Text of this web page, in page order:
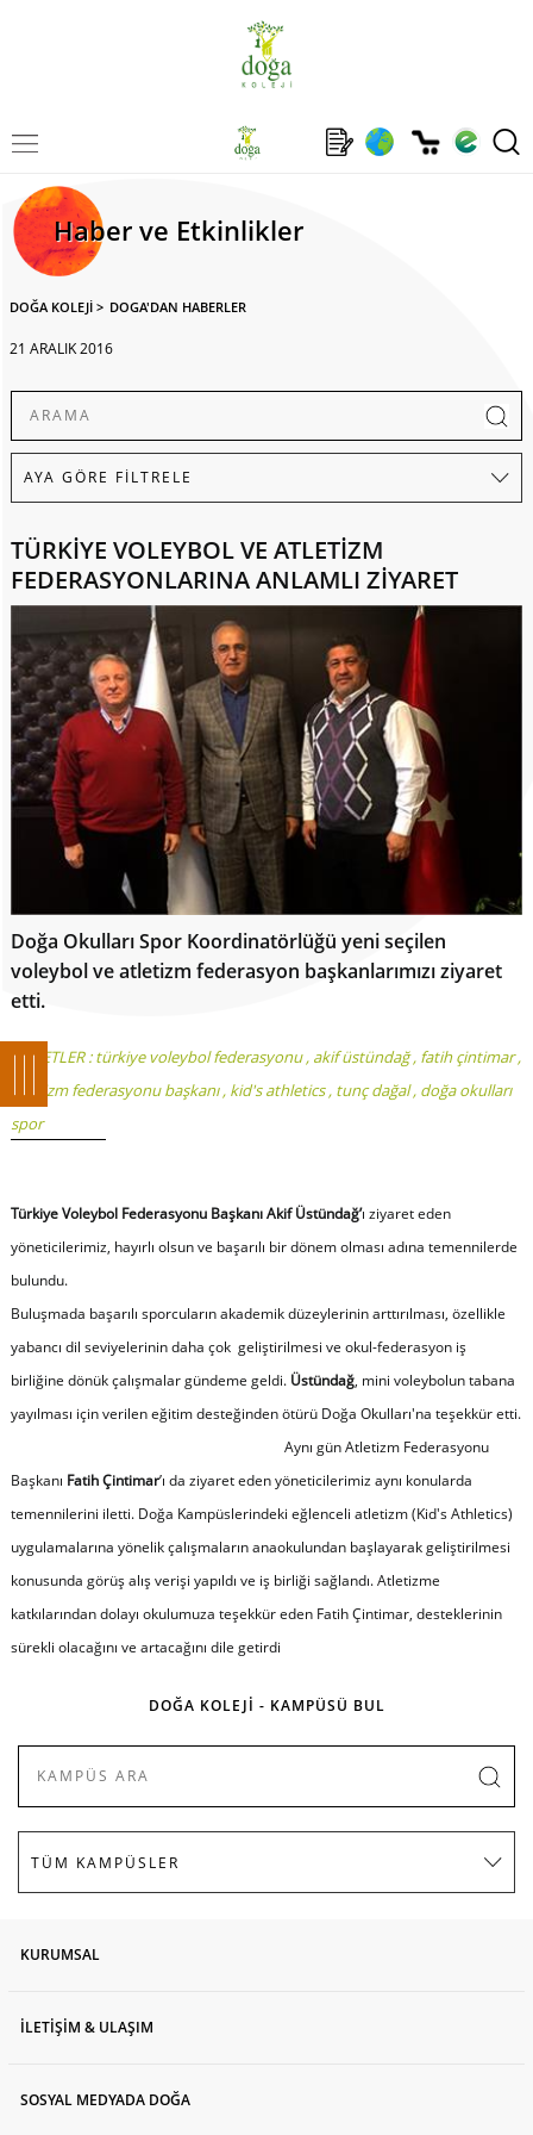
Haber ve Etkinlikler
DOĞA KOLEJİ > DOGA'DAN HABERLER
21 ARALIK 2016
TÜRKİYE VOLEYBOL VE ATLETİZM
FEDERASYONLARINA ANLAMLI ZİYARET
Doğa Okulları Spor Koordinatörlüğü yeni seçilen
voleybol ve atletizm federasyon başkanlarımızı ziyaret
etti.
ETİKETLER :türkiye voleybol federasyonu, akif üstündağ, fatih çintimar,
atletizm federasyonu başkanı, kid's athletics, tunç dağal, doğa okulları
spor
Türkiye Voleybol Federasyonu Başkanı Akif Üstündağ’ı ziyaret eden
yöneticilerimiz, hayırlı olsun ve başarılı bir dönem olması adına temennilerde
bulundu.
Buluşmada başarılı sporcuların akademik düzeylerinin arttırılması, özellikle
yabancı dil seviyelerinin daha çok geliştirilmesi ve okul-federasyon iş
birliğine dönük çalışmalar gündeme geldi. Üstündağ, mini voleybolun tabana
yayılması için verilen eğitim desteğinden ötürü Doğa Okulları'na teşekkür etti.
Aynı gün Atletizm Federasyonu
Başkanı Fatih Çintimar’ı da ziyaret eden yöneticilerimiz aynı konularda
temennilerini iletti. Doğa Kampüslerindeki eğlenceli atletizm (Kid's Athletics)
uygulamalarına yönelik çalışmaların anaokulundan başlayarak geliştirilmesi
konusunda görüş alış verişi yapıldı ve iş birliği sağlandı. Atletizme
katkılarından dolayı okulumuza teşekkür eden Fatih Çintimar, desteklerinin
sürekli olacağını ve artacağını dile getirdi
DOĞA KOLEJİ - KAMPÜSÜ BUL
KURUMSAL
İLETİŞİM & ULAŞIM
SOSYAL MEDYADA DOĞA